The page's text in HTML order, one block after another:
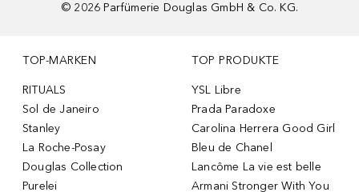
© 2026 Parfümerie Douglas GmbH & Co. KG.
TOP-MARKEN
RITUALS
Sol de Janeiro
Stanley
La Roche-Posay
Douglas Collection
Purelei
TOP PRODUKTE
YSL Libre
Prada Paradoxe
Carolina Herrera Good Girl
Bleu de Chanel
Lancôme La vie est belle
Armani Stronger With You